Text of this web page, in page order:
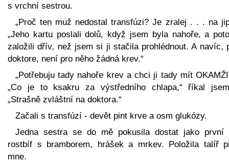
s vrchní sestrou.
„Proč ten muž nedostal transfúzi? Je zralej . . . na
„Jeho kartu poslali dolů, když jsem byla nahoře, a
založili dřív, než jsem si ji stačila prohlédnout. A navíc,
doktore, není pro něho žádná krev.“
„Potřebuju tady nahoře krev a chci ji tady mít
„Co je to ksakru za výstředního chlapa,“ říkal
„Strašně zvláštní na doktora.“
Začali s transfúzí - devět pint krve a osm glukózy.
Jedna sestra se do mě pokusila dostat jako první
rostbíf s bramborem, hrášek a mrkev. Položila talíř
mne.